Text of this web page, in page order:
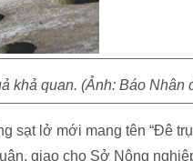
khả quan. (Ảnh: Báo Nhân
sạt lở mới mang tên “Đê trụ
giao cho Sở Nông